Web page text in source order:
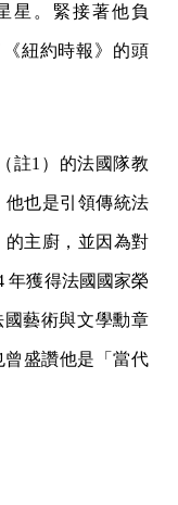
星。緊接著他負
紐約時報》的頭
（註1）的法國隊教
也是引領傳統法
主廚，並因為對
年獲得法國國家榮
國藝術與文學勳章
曾盛讚他是「當代